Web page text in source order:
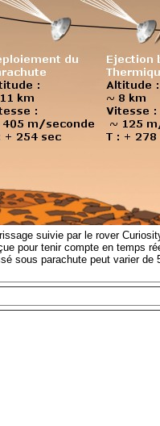
suivie par le rover
pour tenir compte en temps
sous parachute peut varier